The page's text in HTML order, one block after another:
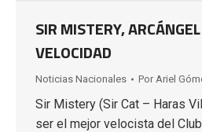
SIR MISTERY,
VELOCIDAD
Noticias Nacionales Por Ariel
Sir Mistery (Sir Cat – Haras
ser el mejor velocista del